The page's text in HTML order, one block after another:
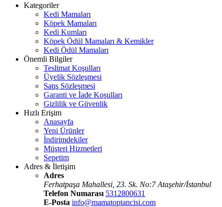
Kategoriler
Kedi Mamaları
Köpek Mamaları
Kedi Kumları
Köpek Ödül Mamaları & Kemikler
Kedi Ödül Mamaları
Önemli Bilgiler
Teslimat Koşulları
Üyelik Sözleşmesi
Satış Sözleşmesi
Garanti ve İade Koşulları
Gizlilik ve Güvenlik
Hızlı Erişim
Anasayfa
Yeni Ürünler
İndirimdekiler
Müşteri Hizmetleri
Sepetim
Adres & İletişim
Adres
Ferhatpaşa Mahallesi, 23. Sk. No:7 Ataşehir/İstanbul
Telefon Numarası 5312800631
E-Posta info@mamatoptancisi.com